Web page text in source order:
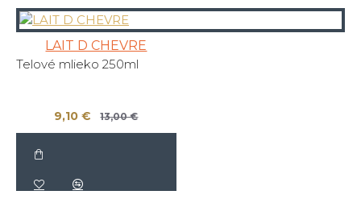
LAIT D CHEVRE
Telové mlieko 250ml
9,10 € 13,00 €